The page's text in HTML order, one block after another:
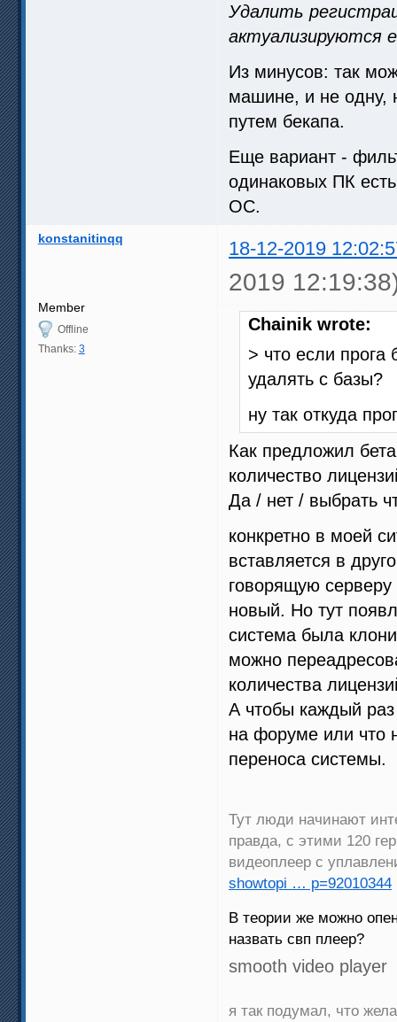
Удалить
актуализируются
Из минусов: так
машине, и не одну,
путем бекапа.
Еще вариант -
одинаковых ПК
ОС.
konstanitinqq 18-12-2019
2019
Member
Offline
Thanks: 3
Chainik wrote:
> что если прога
удалять с базы?
ну так откуда
Как предложил
количество
Да / нет / выбрать
конкретно в моей
вставляется в
говорящую серверу
новый. Но тут
система была
можно
количества
А чтобы каждый
на форуме или что
переноса системы.
Тут люди начинают
правда, с этими 120
видеоплеер с
showtopi … p=92010344
В теории же можно
назвать свп плеер?
smooth video player
я так подумал, что